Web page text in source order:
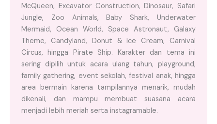
McQueen, Excavator Construction, Dinosaur, Safari
Jungle, Zoo Animals, Baby Shark, Underwater
Mermaid, Ocean World, Space Astronaut, Galaxy
Theme, Candyland, Donut & Ice Cream, Carnival
Circus, hingga Pirate Ship. Karakter dan tema ini
sering dipilih untuk acara ulang tahun, playground,
family gathering, event sekolah, festival anak, hingga
area bermain karena tampilannya menarik, mudah
dikenali, dan mampu membuat suasana acara
menjadi lebih meriah serta instagramable.